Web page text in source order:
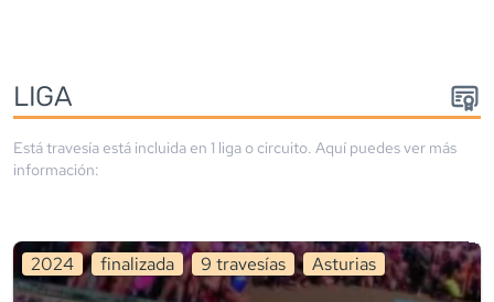
LIGA
Está travesía está incluida en 1 liga o circuito. Aquí puedes ver más
información:
2024 finalizada 9 travesías Asturias